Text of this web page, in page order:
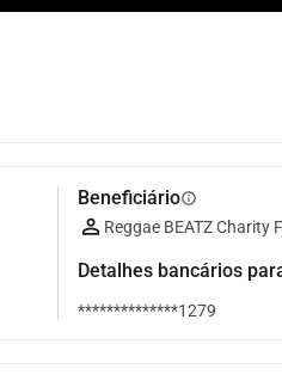
Beneficiárioinfo
Reggae BEATZ Charity
Detalhes bancários
**************1279